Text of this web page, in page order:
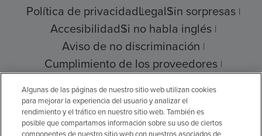
Política de privacidadLegalSin sorpresas
AccesibilidadSi no habla inglés
Aviso de no discriminación
Cumplimiento de los proveedores
Algunas de las páginas de nuestro sitio web utilizan cookies
para mejorar la experiencia del usuario y analizar el
rendimiento y el tráfico en nuestro sitio web. También es
posible que compartamos información sobre su uso de ciertos
componentes de nuestro sitio web con nuestros asociados de